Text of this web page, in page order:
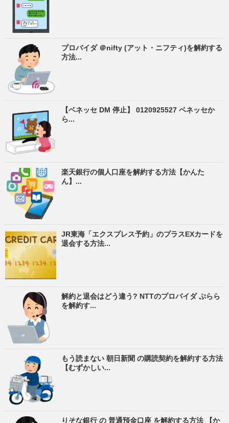
プロバイダ ＠nifty (アット・ニフティ)を解約する
方法...
【ベネッセ DM 停止】 0120925527 ベネッセか
ら...
楽天銀行の個人口座を解約する方法【かんた
ん】...
JR東海「エクスプレス予約」のプラスEXカードを
退会する方法...
解約と退会はどう違う? NTTのプロバイダ ぷらら
を解約す...
もう読まない 朝日新聞 の購読契約を解約する方法
【むずかしい...
りそな銀行 の 普通預金口座 を解約する方法 【か